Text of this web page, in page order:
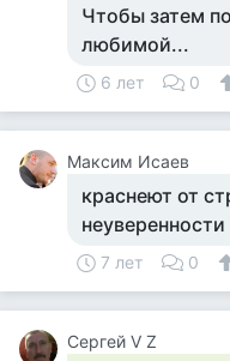
Чтобы затем
любимой...
6 лет 0
Максим Исаев
краснеют от
7 лет 0
Сергей V Z